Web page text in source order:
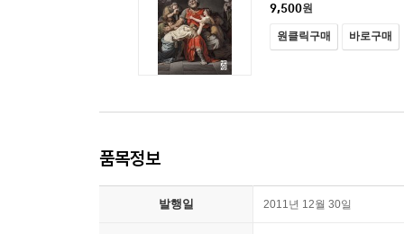
9,500원
원클릭구매 바로구매
품목정보
발행일 2011년 12월 30일